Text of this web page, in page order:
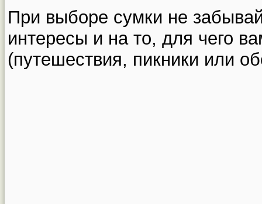
При выборе сумки не
интересы и на то, для чего
(путешествия, пикники или